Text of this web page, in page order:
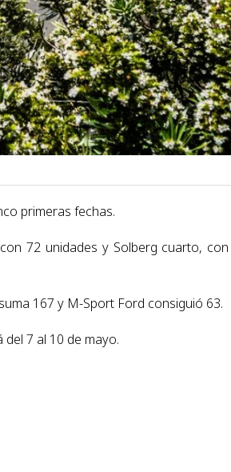
primeras fechas.
72 unidades y Solberg cuarto,
167 y M-Sport Ford consiguió 63.
7 al 10 de mayo.